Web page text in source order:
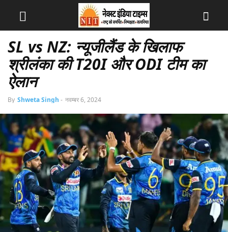
SL vs NZ: न्यूजीलैंड के खिलाफ
श्रीलंका की T20I और ODI टीम का
ऐलान
By Shweta Singh - नवम्बर 6, 2024